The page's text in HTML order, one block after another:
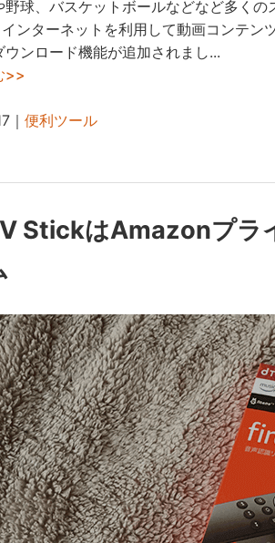
野球、バスケットボールなどなど多く
ンターネットを利用して動画コンテ
ウンロード機能が追加されまし...
>>
｜ 便利ツール
StickはAmazonプラ